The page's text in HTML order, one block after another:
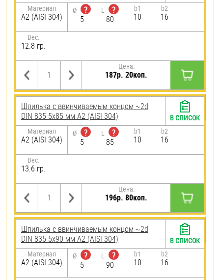
Материал
А2 (AISI 304)
Ø
?
5
L
?
80
b1
10
b2
16
Вес:
12.8 гр.
Цена:
187р. 20коп.
Шпилька c ввинчиваемым концом ~2d
DIN 835 5х85 мм А2 (AISI 304)
Материал
А2 (AISI 304)
Ø
?
5
L
?
85
b1
10
b2
16
Вес:
13.6 гр.
Цена:
196р. 80коп.
В СПИСОК
Шпилька c ввинчиваемым концом ~2d
DIN 835 5х90 мм А2 (AISI 304)
Материал
А2 (AISI 304)
Ø
?
5
L
?
90
b1
10
b2
16
В СПИСОК